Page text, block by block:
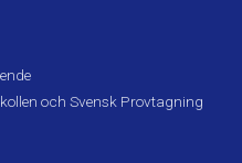
och Svensk Provtagning